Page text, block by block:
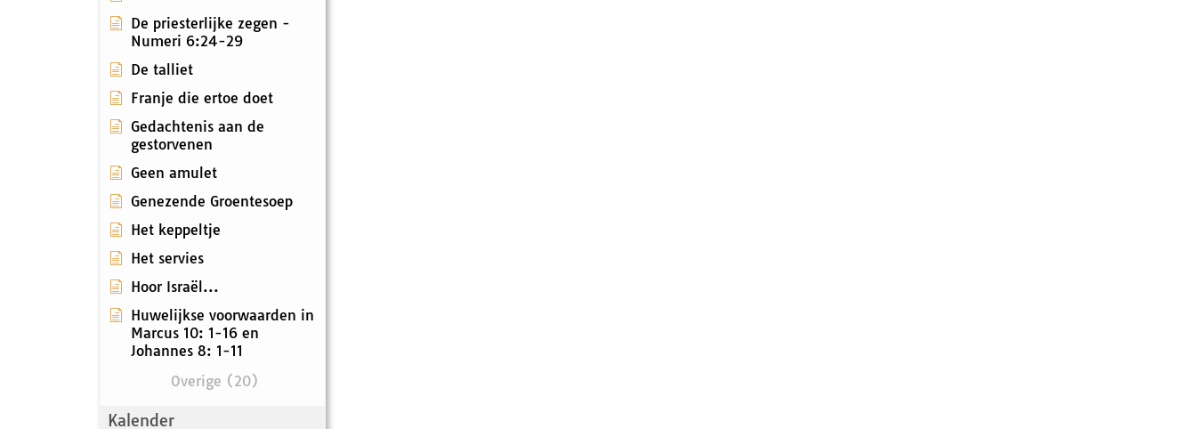
De priesterlijke zegen -
Numeri 6:24-29
De talliet
Franje die ertoe doet
Gedachtenis aan de
gestorvenen
Geen amulet
Genezende Groentesoep
Het keppeltje
Het servies
Hoor Israël...
Huwelijkse voorwaarden in
Marcus 10: 1-16 en
Johannes 8: 1-11
Overige (20)
Kalender